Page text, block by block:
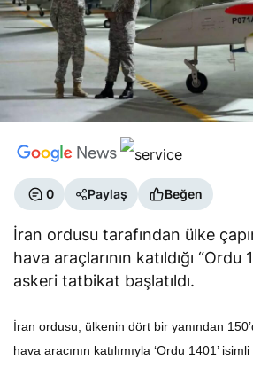
0 Paylaş Beğen
İran ordusu tarafından ülke
hava araçlarının katıldığı
askeri tatbikat başlatıldı.
İran ordusu, ülkenin dört bir yanından
hava aracının katılımıyla ‘Ordu 1401’